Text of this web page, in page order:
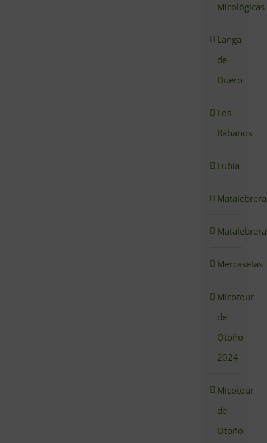
Micológicas
Langa
de
Duero
Los
Rábanos
Lubia
Mercasetas
Micotour
de
Otoño
2024
Micotour
de
Otoño